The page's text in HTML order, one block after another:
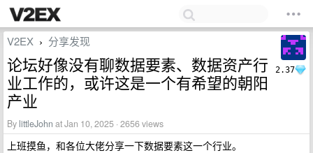
2.37
V2EX › 分享发现
论坛好像没有聊数据要素、数据资产行
业工作的，或许这是一个有希望的朝阳
产业
By littleJohn at Jan 10, 2025 · 2656 views
上班摸鱼，和各位大佬分享一下数据要素这一个行业。